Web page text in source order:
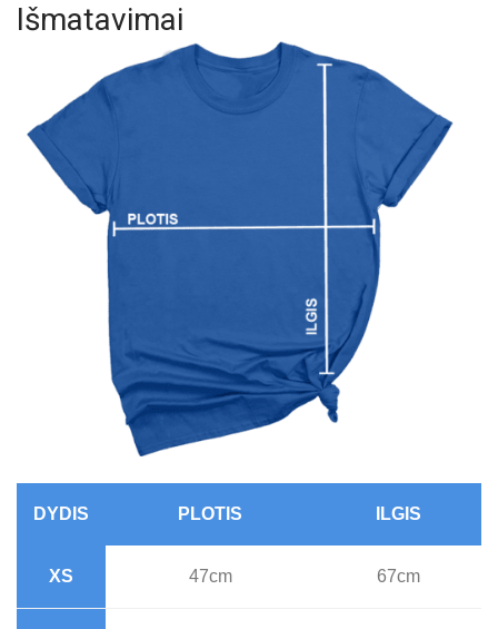
Išmatavimai
DYDIS PLOTIS ILGIS
XS 47cm 67cm